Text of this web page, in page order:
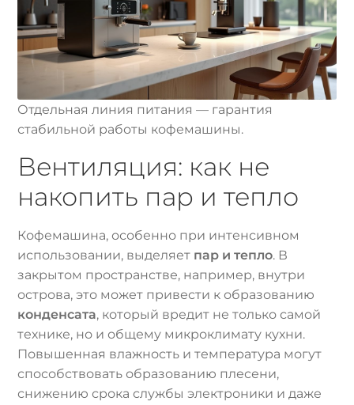
Отдельная линия питания — гарантия
стабильной работы кофемашины.
Вентиляция: как не
накопить пар и тепло
Кофемашина, особенно при интенсивном
использовании, выделяет пар и тепло. В
закрытом пространстве, например, внутри
острова, это может привести к образованию
конденсата, который вредит не только самой
технике, но и общему микроклимату кухни.
Повышенная влажность и температура могут
способствовать образованию плесени,
снижению срока службы электроники и даже